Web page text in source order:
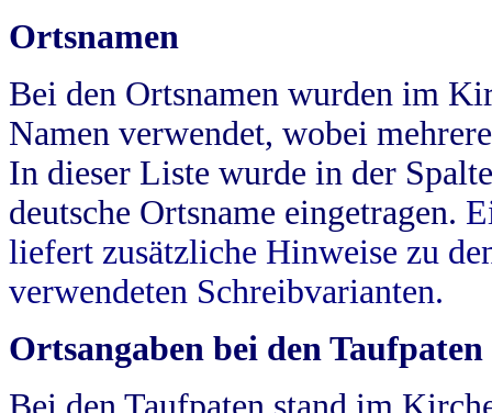
Ortsnamen
Bei den Ortsnamen wurden im
Namen verwendet, wobei
In dieser Liste wurde in der
deutsche Ortsname eingetragen.
liefert zusätzliche Hinweise zu
verwendeten Schreibvarianten.
Ortsangaben bei den Taufpaten